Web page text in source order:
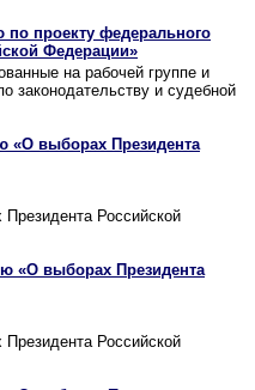
проекту федерального
Федерации»
на рабочей группе и
законодательству и судебной
«О выборах Президента
Российской
«О выборах Президента
Российской